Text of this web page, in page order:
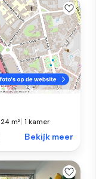
|24 m² |1 kamer
Bekijk meer